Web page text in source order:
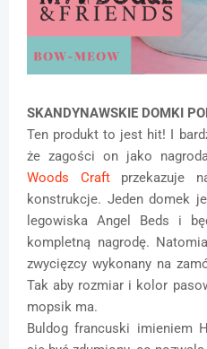
SKANDYNAWSKIE DOMKI
Ten produkt to jest hit! I
że zagości on jako
Woods Craftprzekazuje
konstrukcje. Jeden domek
legowiska Angel Beds i
kompletną nagrodę.
zwycięzcy wykonany na
Tak aby rozmiar i kolor
mopsik ma.
Buldog francuski imieniem